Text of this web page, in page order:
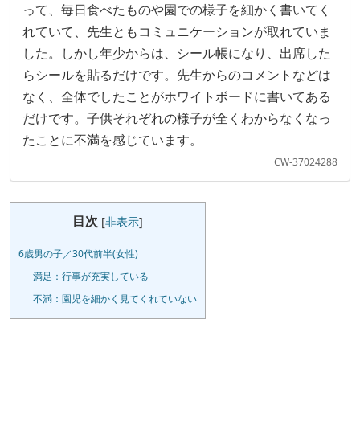
って、毎日食べたものや園での様子を細かく書いてく
れていて、先生ともコミュニケーションが取れていま
した。しかし年少からは、シール帳になり、出席した
らシールを貼るだけです。先生からのコメントなどは
なく、全体でしたことがホワイトボードに書いてある
だけです。子供それぞれの様子が全くわからなくなっ
たことに不満を感じています。
CW-37024288
目次 [非表示]
6歳男の子／30代前半(女性)
満足：行事が充実している
不満：園児を細かく見てくれていない